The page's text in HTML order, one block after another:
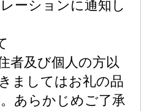
ーションに通知し
者及び個人の方以
ましてはお礼の品
あらかじめご了承